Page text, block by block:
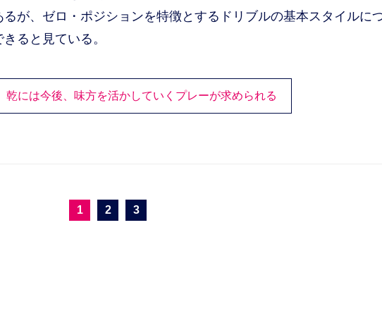
が、ゼロ・ポジションを特徴とするドリブルの基本スタイルに
ると見ている。
乾には今後、味方を活かしていくプレーが求められる
1 2 3